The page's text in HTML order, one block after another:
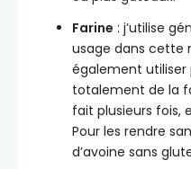
Farine : j’utilise
usage dans cette
également
totalement de la
fait plusieurs fois,
Pour les rendre
d’avoine sans